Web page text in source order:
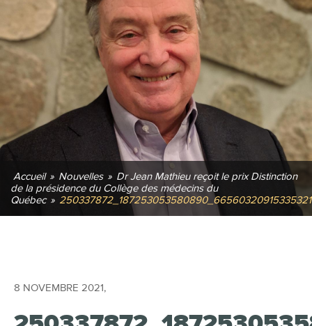
Accueil » Nouvelles » Dr Jean Mathieu reçoit le prix Distinction
de la présidence du Collège des médecins du
Québec »
8 NOVEMBRE 2021 ,